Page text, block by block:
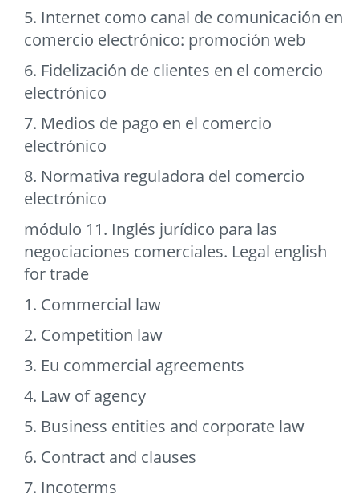
5. Internet como canal de comunicación en
comercio electrónico: promoción web
6. Fidelización de clientes en el comercio
electrónico
7. Medios de pago en el comercio
electrónico
8. Normativa reguladora del comercio
electrónico
módulo 11. Inglés jurídico para las
negociaciones comerciales. Legal english
for trade
1. Commercial law
2. Competition law
3. Eu commercial agreements
4. Law of agency
5. Business entities and corporate law
6. Contract and clauses
7. Incoterms